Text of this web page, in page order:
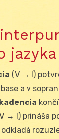
jazyka
(V → I)
a v
→ I) prináša